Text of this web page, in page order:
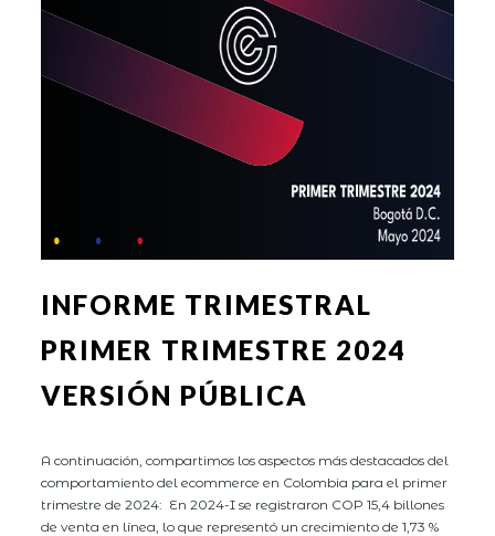
INFORME TRIMESTRAL
PRIMER TRIMESTRE 2024
VERSIÓN PÚBLICA
A continuación, compartimos los aspectos más destacados del
comportamiento del ecommerce en Colombia para el primer
trimestre de 2024: En 2024-I se registraron COP 15,4 billones
de venta en línea, lo que representó un crecimiento de 1,73 %